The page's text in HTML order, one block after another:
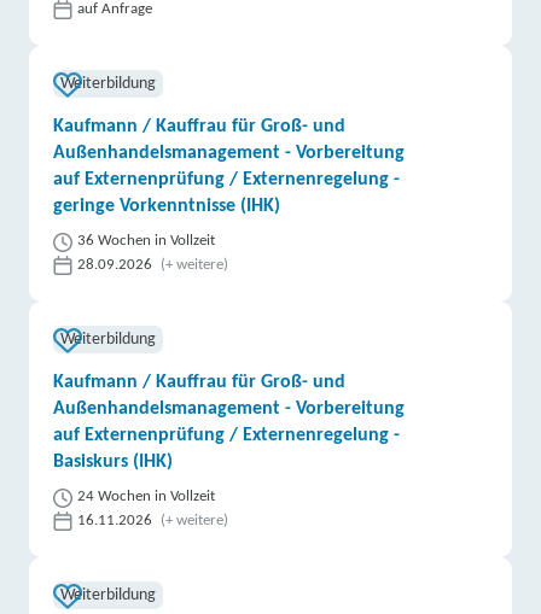
auf Anfrage
Weiterbildung
Kaufmann / Kauffrau für Groß- und
Außenhandelsmanagement - Vorbereitung
auf Externenprüfung / Externenregelung -
geringe Vorkenntnisse (IHK)
36 Wochen in Vollzeit
28.09.2026
(+ weitere)
Weiterbildung
Kaufmann / Kauffrau für Groß- und
Außenhandelsmanagement - Vorbereitung
auf Externenprüfung / Externenregelung -
Basiskurs (IHK)
24 Wochen in Vollzeit
16.11.2026
(+ weitere)
Weiterbildung